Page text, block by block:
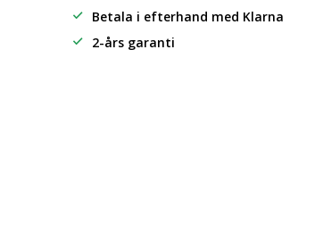
Betala i efterhand med Klarna
2-års garanti